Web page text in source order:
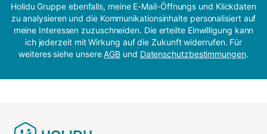
Holidu Gruppe ebenfalls, meine E-Mail-Öffnungs und Klickdaten
zu analysieren und die Kommunikationsinhalte personalisiert auf
meine Interessen zuzuschneiden. Die erteilte Einwilligung kann
ich jederzeit mit Wirkung auf die Zukunft widerrufen. Für
weiteres siehe unsereAGB und Datenschutzbestimmungen.